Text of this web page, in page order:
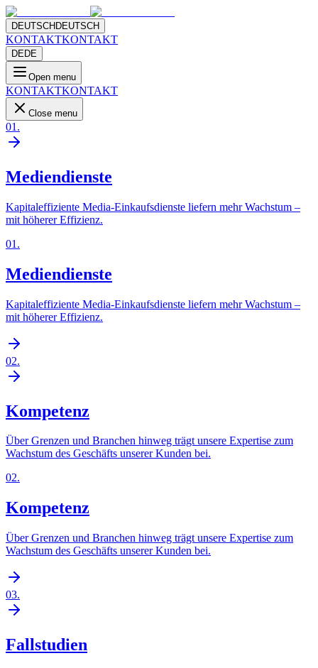
DEUTSCH DEUTSCH
KONTAKTKONTAKT
DEDE
Open menu
KONTAKTKONTAKT
Close menu
01 .
Mediendienste
Kapitaleffiziente Media-Einkaufsdienste liefern mehr Wachstum –
mit höherer Effizienz.
01 .
Mediendienste
Kapitaleffiziente Media-Einkaufsdienste liefern mehr Wachstum –
mit höherer Effizienz.
02.
Kompetenz
Über Grenzen und Branchen hinweg trägt unsere Expertise zum
Wachstum des Geschäfts unserer Kunden bei.
02.
Kompetenz
Über Grenzen und Branchen hinweg trägt unsere Expertise zum
Wachstum des Geschäfts unserer Kunden bei.
03.
Fallstudien